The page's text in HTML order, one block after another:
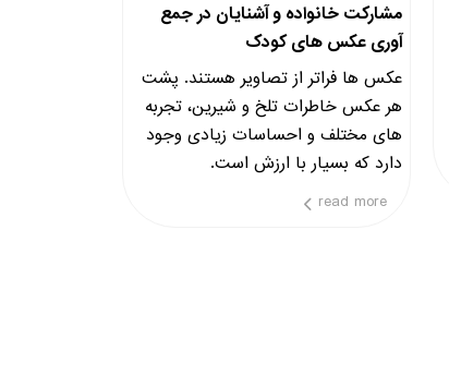
مشارکت خانواده و آشنایان در جمع
آوری عکس های کودک
عکس ها فراتر از تصاویر هستند. پشت
هر عکس خاطرات تلخ و شیرین، تجربه
های مختلف و احساسات زیادی وجود
دارد که بسیار با ارزش است.
read more